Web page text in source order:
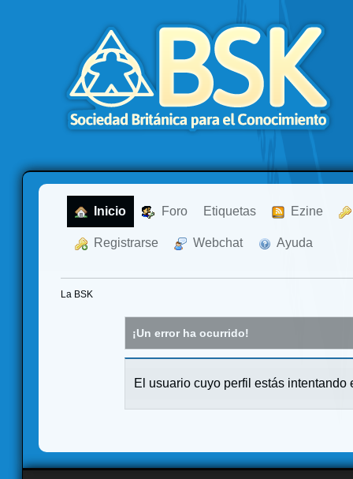
Inicio Foro Etiquetas Ezine
Registrarse Webchat Ayuda
La BSK
¡Un error ha ocurrido!
El usuario cuyo perfil estás intentando